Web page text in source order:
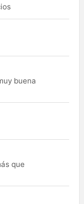
buena
que